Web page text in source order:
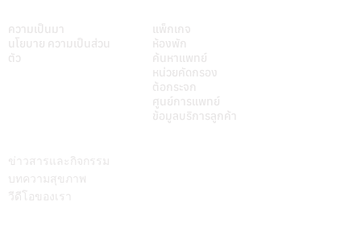
ความเป็นมา
นโยบาย ความเป็นส่วน
ตัว
แพ็กเกจ
ห้องพัก
ค้นหาแพทย์
หน่วยคัดกรอง
ต้อกระจก
ศูนย์การแพทย์
ข้อมูลบริการลูกค้า
ข่าวสารและกิจกรรม
บทความสุขภาพ
วีดีโอของเรา